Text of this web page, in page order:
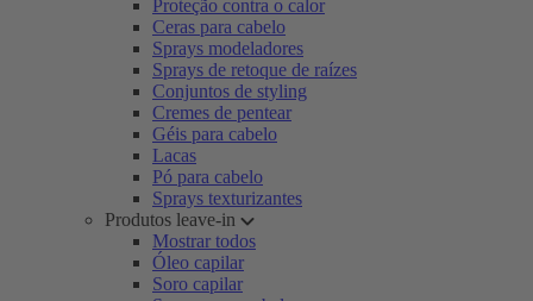
Proteção contra o calor
Ceras para cabelo
Sprays modeladores
Sprays de retoque de raízes
Conjuntos de styling
Cremes de pentear
Géis para cabelo
Lacas
Pó para cabelo
Sprays texturizantes
Produtos leave-in
Mostrar todos
Óleo capilar
Soro capilar